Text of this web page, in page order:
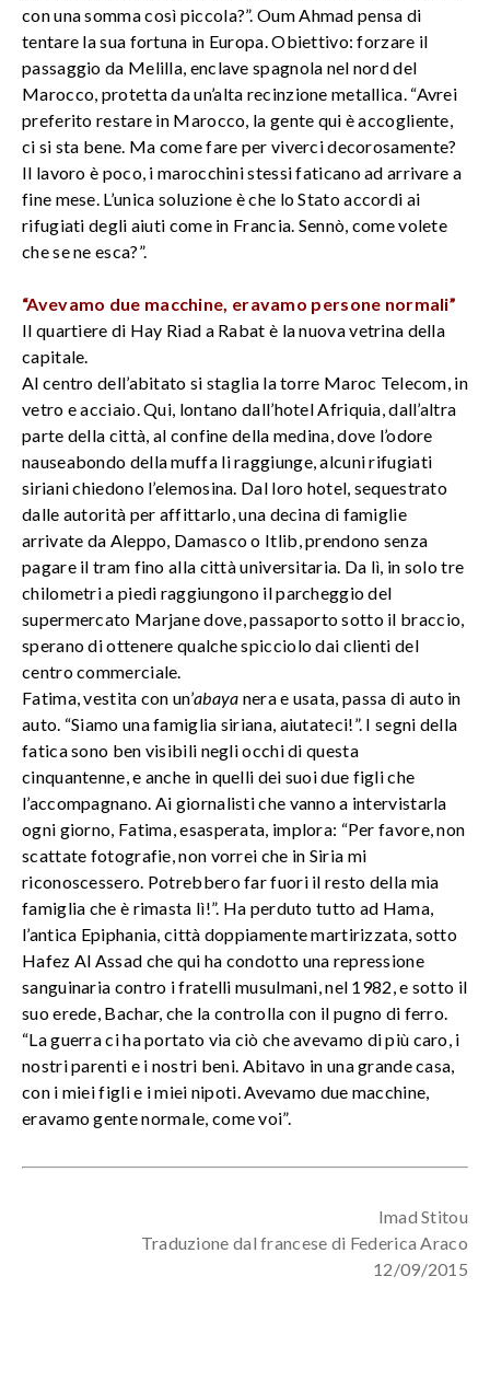
con una somma così piccola?”. Oum Ahmad pensa di
tentare la sua fortuna in Europa. Obiettivo: forzare il
passaggio da Melilla, enclave spagnola nel nord del
Marocco, protetta da un’alta recinzione metallica. “Avrei
preferito restare in Marocco, la gente qui è accogliente,
ci si sta bene. Ma come fare per viverci decorosamente?
Il lavoro è poco, i marocchini stessi faticano ad arrivare a
fine mese. L’unica soluzione è che lo Stato accordi ai
rifugiati degli aiuti come in Francia. Sennò, come volete
che se ne esca?”.
“Avevamo due macchine, eravamo persone normali”
Il quartiere di Hay Riad a Rabat è la nuova vetrina della
capitale.
Al centro dell’abitato si staglia la torre Maroc Telecom, in
vetro e acciaio. Qui, lontano dall’hotel Afriquia, dall’altra
parte della città, al confine della medina, dove l’odore
nauseabondo della muffa li raggiunge, alcuni rifugiati
siriani chiedono l’elemosina. Dal loro hotel, sequestrato
dalle autorità per affittarlo, una decina di famiglie
arrivate da Aleppo, Damasco o Itlib, prendono senza
pagare il tram fino alla città universitaria. Da lì, in solo tre
chilometri a piedi raggiungono il parcheggio del
supermercato Marjane dove, passaporto sotto il braccio,
sperano di ottenere qualche spicciolo dai clienti del
centro commerciale.
Fatima, vestita con un’abaya nera e usata, passa di auto in
auto. “Siamo una famiglia siriana, aiutateci!”. I segni della
fatica sono ben visibili negli occhi di questa
cinquantenne, e anche in quelli dei suoi due figli che
l’accompagnano. Ai giornalisti che vanno a intervistarla
ogni giorno, Fatima, esasperata, implora: “Per favore, non
scattate fotografie, non vorrei che in Siria mi
riconoscessero. Potrebbero far fuori il resto della mia
famiglia che è rimasta lì!”. Ha perduto tutto ad Hama,
l’antica Epiphania, città doppiamente martirizzata, sotto
Hafez Al Assad che qui ha condotto una repressione
sanguinaria contro i fratelli musulmani, nel 1982, e sotto il
suo erede, Bachar, che la controlla con il pugno di ferro.
“La guerra ci ha portato via ciò che avevamo di più caro, i
nostri parenti e i nostri beni. Abitavo in una grande casa,
con i miei figli e i miei nipoti. Avevamo due macchine,
eravamo gente normale, come voi”.
Imad Stitou
Traduzione dal francese di Federica Araco
12/09/2015